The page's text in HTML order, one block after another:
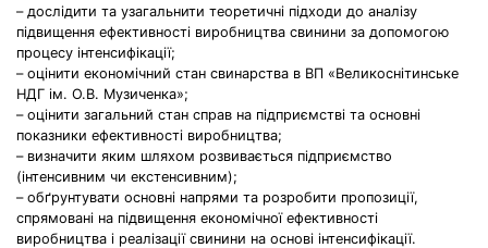
– дослідити та узагальнити теоретичні підходи до аналізу
підвищення ефективності виробництва свинини за допомогою
процесу інтенсифікації;
– оцінити економічний стан свинарства в ВП «Великоснітинське
НДГ ім. О.В. Музиченка»;
– оцінити загальний стан справ на підприємстві та основні
показники ефективності виробництва;
– визначити яким шляхом розвивається підприємство
(інтенсивним чи екстенсивним);
– обґрунтувати основні напрями та розробити пропозиції,
спрямовані на підвищення економічної ефективності
виробництва і реалізації свинини на основі інтенсифікації.